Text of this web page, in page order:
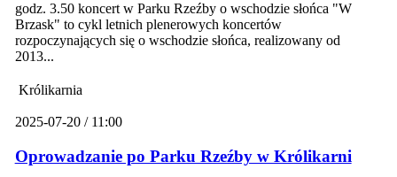
godz. 3.50 koncert w Parku Rzeźby o wschodzie słońca "W
Brzask" to cykl letnich plenerowych koncertów
rozpoczynających się o wschodzie słońca, realizowany od
2013...
Królikarnia
2025-07-20 / 11:00
Oprowadzanie po Parku Rzeźby w Królikarni